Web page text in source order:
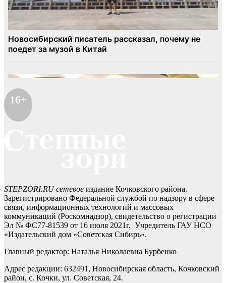
16+
STEPZORI.RU сетевое издание Кочковского района.
Зарегистрировано Федеральной службой по надзору в сфере
связи, информационных технологий и массовых
коммуникаций (Роскомнадзор), свидетельство о регистрации
Эл № ФС77-81539 от 16 июля 2021г. Учредитель ГАУ НСО
«Издательский дом «Советская Сибирь».
Главный редактор: Наталья Николаевна Бурбенко
Адрес редакции: 632491, Новосибирская область, Кочковский
район, с. Кочки, ул. Советская, 24.